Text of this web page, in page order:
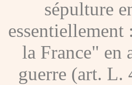
sépulture
la France" en
guerre (art. L.